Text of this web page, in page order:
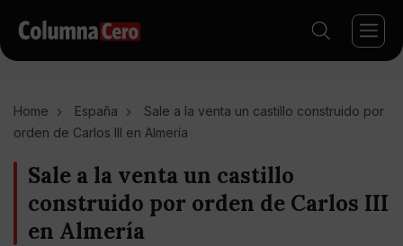
Home España
Sale a la venta un castillo construido por
orden de Carlos III en Almería
Sale a la venta un castillo
construido por orden de Carlos III
en Almería